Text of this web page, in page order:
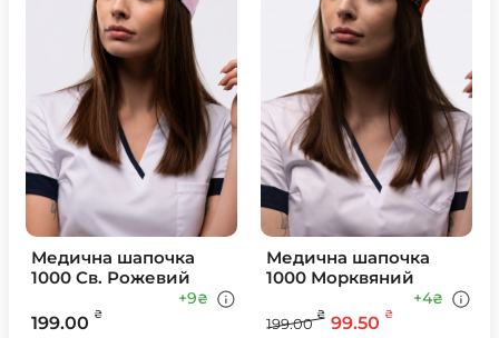
Медична шапочка
1000 Св. Рожевий
199.00 ₴
+9₴
Медична шапочка
1000 Морквяний
199.00
₴ 99.50 ₴
+4₴